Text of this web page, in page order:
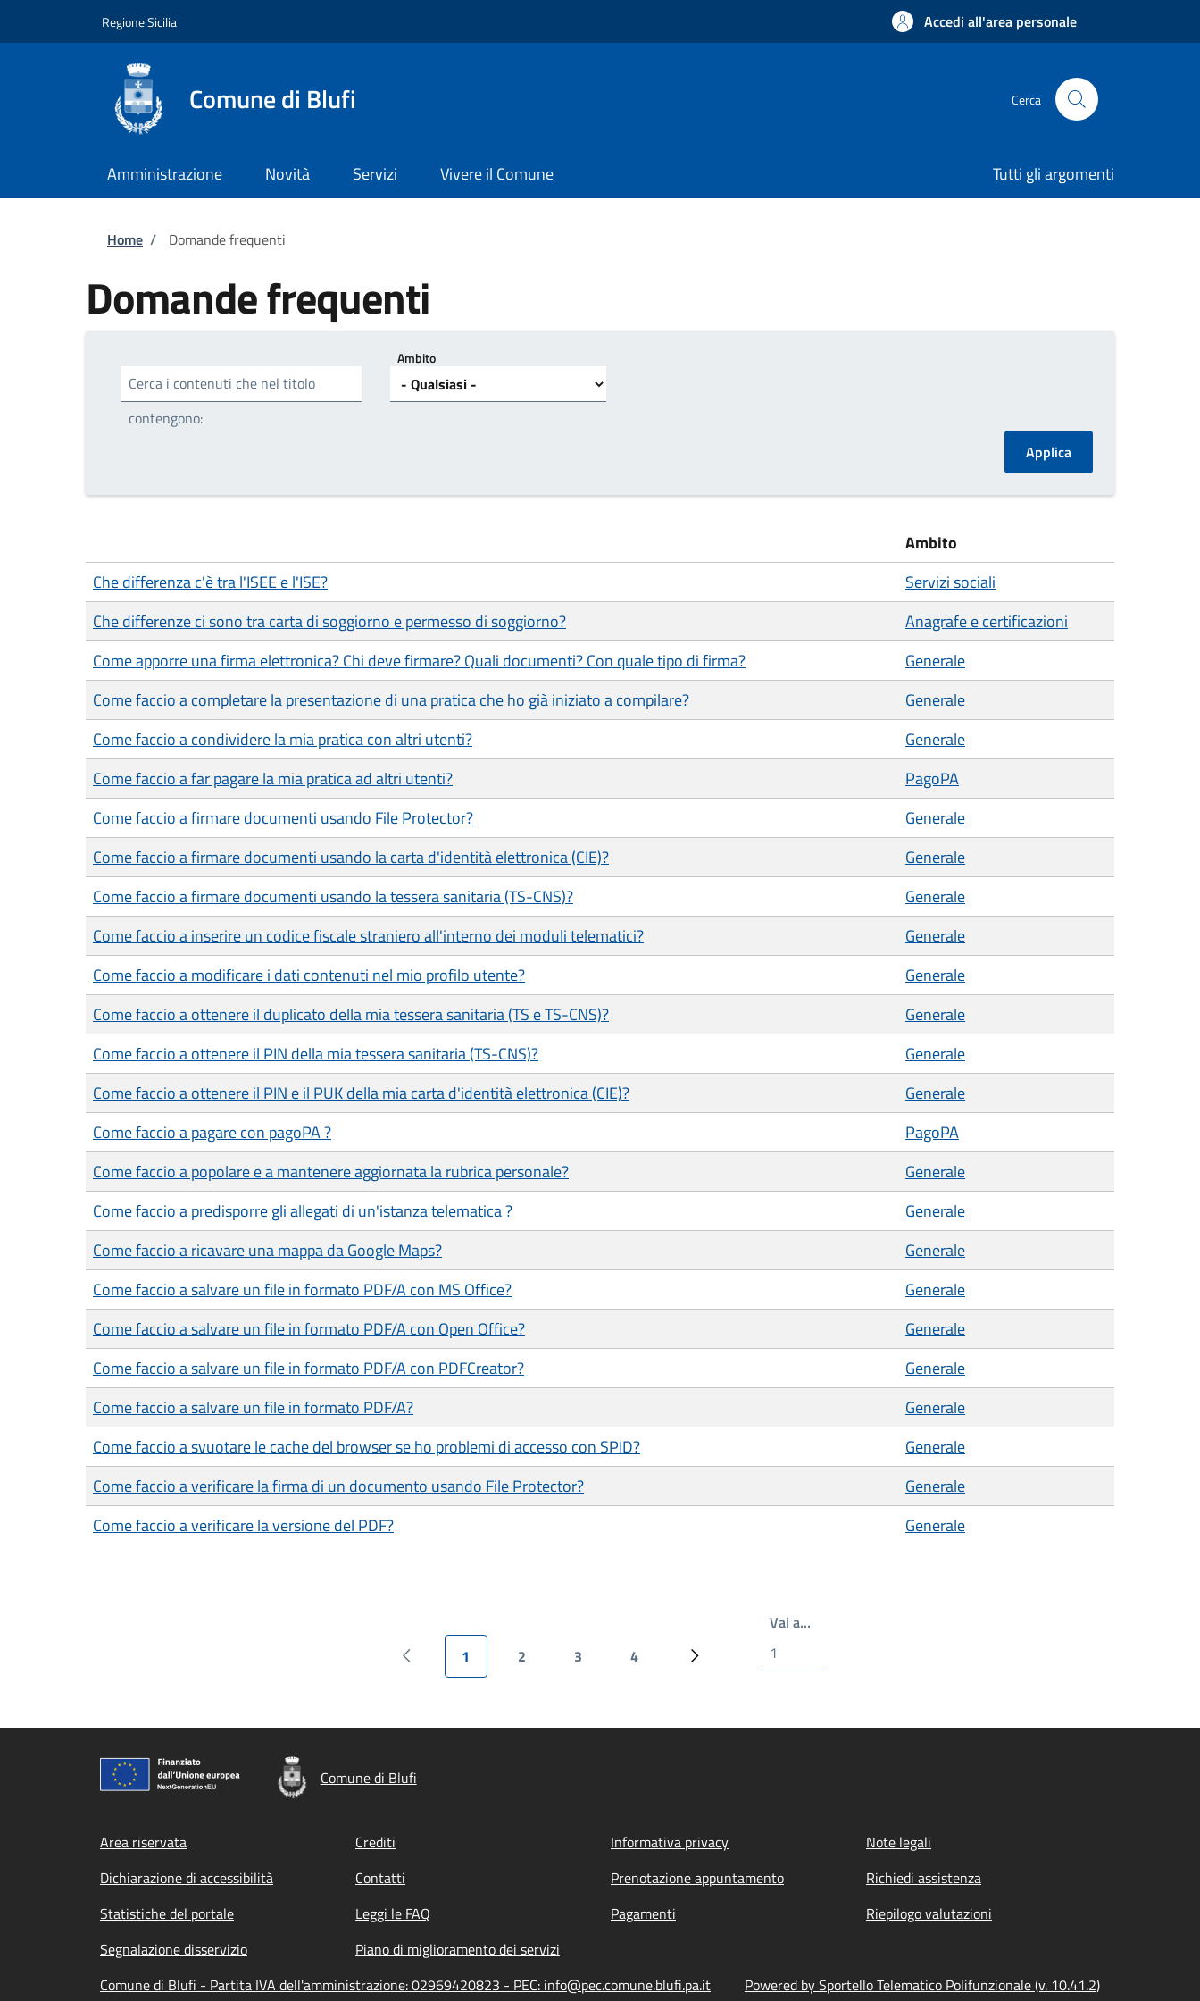
Regione Sicilia Accedi all'area personale
Comune di Blufi Cerca
Amministrazione Novità Servizi Vivere il Comune Tutti gli argomenti
Briciole di pane
Home / Domande frequenti
Domande frequenti
Cerca i contenuti che nel titolo
contengono:
Ambito
Ambito
Che differenza c'è tra l'ISEE e l'ISE?
Servizi sociali
Che differenze ci sono tra carta di soggiorno e permesso di soggiorno?
Anagrafe e certificazioni
Come apporre una firma elettronica? Chi deve firmare? Quali documenti? Con quale tipo di firma?
Generale
Come faccio a completare la presentazione di una pratica che ho già iniziato a compilare?
Generale
Come faccio a condividere la mia pratica con altri utenti?
Generale
Come faccio a far pagare la mia pratica ad altri utenti?
PagoPA
Come faccio a firmare documenti usando File Protector?
Generale
Come faccio a firmare documenti usando la carta d'identità elettronica (CIE)?
Generale
Come faccio a firmare documenti usando la tessera sanitaria (TS-CNS)?
Generale
Come faccio a inserire un codice fiscale straniero all'interno dei moduli telematici?
Generale
Come faccio a modificare i dati contenuti nel mio profilo utente?
Generale
Come faccio a ottenere il duplicato della mia tessera sanitaria (TS e TS-CNS)?
Generale
Come faccio a ottenere il PIN della mia tessera sanitaria (TS-CNS)?
Generale
Come faccio a ottenere il PIN e il PUK della mia carta d'identità elettronica (CIE)?
Generale
Come faccio a pagare con pagoPA ?
PagoPA
Come faccio a popolare e a mantenere aggiornata la rubrica personale?
Generale
Come faccio a predisporre gli allegati di un'istanza telematica ?
Generale
Come faccio a ricavare una mappa da Google Maps?
Generale
Come faccio a salvare un file in formato PDF/A con MS Office?
Generale
Come faccio a salvare un file in formato PDF/A con Open Office?
Generale
Come faccio a salvare un file in formato PDF/A con PDFCreator?
Generale
Come faccio a salvare un file in formato PDF/A?
Generale
Come faccio a svuotare le cache del browser se ho problemi di accesso con SPID?
Generale
Come faccio a verificare la firma di un documento usando File Protector?
Generale
Come faccio a verificare la versione del PDF?
Generale
Pagina precedente
Pagina attuale
1
Pagina
2
Pagina
3
Pagina
4
Pagina successiva
Vai a…Scrivi il numero della pagina a cui andare
Comune di Blufi
Footer menu
Area riservata Crediti Informativa privacy
Note legali
Dichiarazione di accessibilità
Contatti Prenotazione appuntamento
Richiedi assistenza
Statistiche del portale
Leggi le FAQ Pagamenti
Riepilogo valutazioni
Segnalazione disservizio
Piano di miglioramento dei servizi
Comune di Blufi - Partita IVA dell'amministrazione: 02969420823 - PEC: info@pec.comune.blufi.pa.it
Powered by Sportello Telematico Polifunzionale (v. 10.41.2)